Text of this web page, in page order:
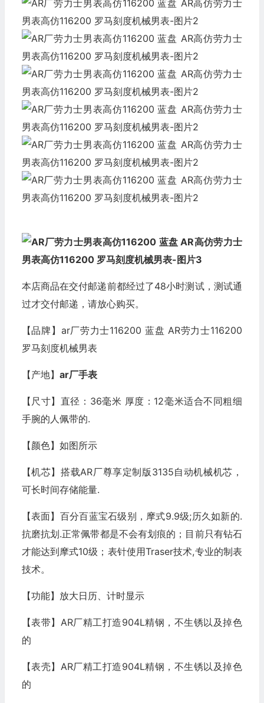
本店商品在交付邮递前都经过了48小时测试，测试通
过才交付邮递，请放心购买。
【品牌】ar厂劳力士116200 蓝盘 AR劳力士116200
罗马刻度机械男表
【产地】 ar厂手表
【尺寸】直径：36毫米 厚度：12毫米适合不同粗细
手腕的人佩带的.
【颜色】如图所示
【机芯】搭载AR厂尊享定制版3135自动机械机芯，
可长时间存储能量.
【表面】百分百蓝宝石级别，摩式9.9级;历久如新的.
抗磨抗划.正常佩带都是不会有划痕的；目前只有钻石
才能达到摩式10级；表针使用Traser技术,专业的制表
技术。
【功能】放大日历、计时显示
【表带】AR厂精工打造904L精钢，不生锈以及掉色
的
【表壳】AR厂精工打造904L精钢，不生锈以及掉色
的